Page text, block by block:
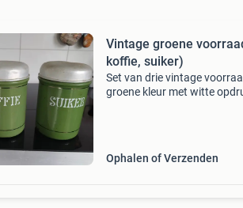
Vintage groene
koffie, suiker)
Set van drie vintage
groene kleur met witte
Ophalen of Verzenden